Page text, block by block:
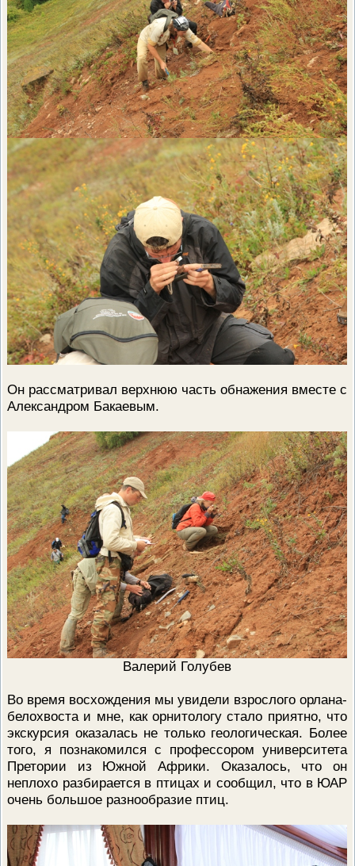
Он рассматривал верхнюю часть обнажения вместе с
Александром Бакаевым.
Валерий Голубев
Во время восхождения мы увидели взрослого орлана-
белохвоста и мне, как орнитологу стало приятно, что
экскурсия оказалась не только геологическая. Более
того, я познакомился с профессором университета
Претории из Южной Африки. Оказалось, что он
неплохо разбирается в птицах и сообщил, что в ЮАР
очень большое разнообразие птиц.